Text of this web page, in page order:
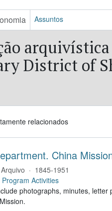
Assuntos
District of
relacionados
China
Arquivo · 1845-1951
Program Activities
photographs, minutes,